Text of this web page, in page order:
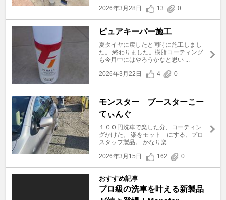
2026年3月28日
13 0
ピュアキーパー施工
夏タイヤに戻したと同時に施工しまし
た。 終わりました。樹脂コーティング
も今月中にはやろうかなと思い ...
2026年3月22日
4 0
モンスター ブースターこー
てぃんぐ
１００円洗車で楽した分、コーティン
グかけた。 楽をモット－にする、プロ
スタッフ製品。 かなり楽 ...
2026年3月15日
162 0
おすすめ記事
プロ級の洗車を叶える新製品